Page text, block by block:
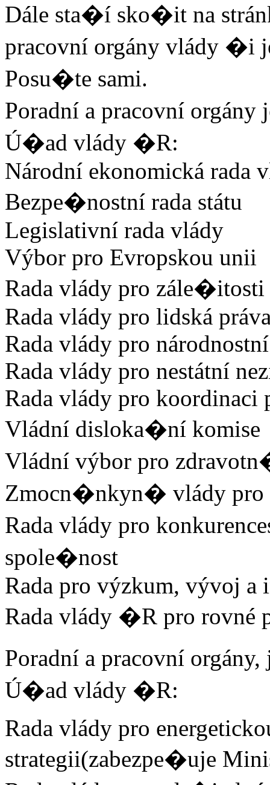
Dále sta�í sko�it na
pracovní orgány vlády �i
Posu�te sami.
Poradní a pracovní
Ú�ad vlády �R:
Národní ekonomická rada
Bezpe�nostní rada státu
Legislativní rada vlády
Výbor pro Evropskou unii
Rada vlády pro zále�itosti
Rada vlády pro lidská
Rada vlády pro
Rada vlády pro nestátní
Rada vlády pro
Vládní disloka�ní komise
Vládní výbor pro
Zmocn�nkyn� vlády pro
Rada vlády pro
spole�nost
Rada pro výzkum, vývoj a
Rada vlády �R pro
Poradní a pracovní
Ú�ad vlády �R:
Rada vlády pro
strategii(zabezpe�uje